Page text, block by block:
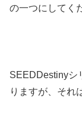
の一つにしてく
SEEDDestinyシ
りますが、それ